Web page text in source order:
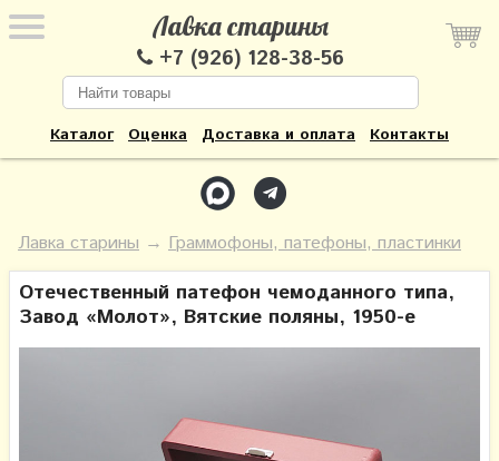
Лавка старины
+7 (926) 128-38-56
Каталог Оценка Доставка и оплата Контакты
Лавка старины → Граммофоны, патефоны, пластинки
Отечественный патефон чемоданного типа,
Завод «Молот», Вятские поляны, 1950-е